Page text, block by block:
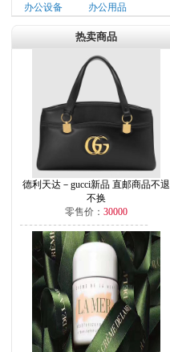
办公设备
办公用品
热卖商品
德利天达－gucci新品 直邮商品不退
不换
零售价： 30000